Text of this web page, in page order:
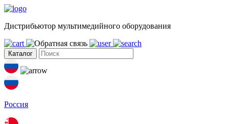
Дистрибьютор мультимедийного оборудования
Каталог
Россия